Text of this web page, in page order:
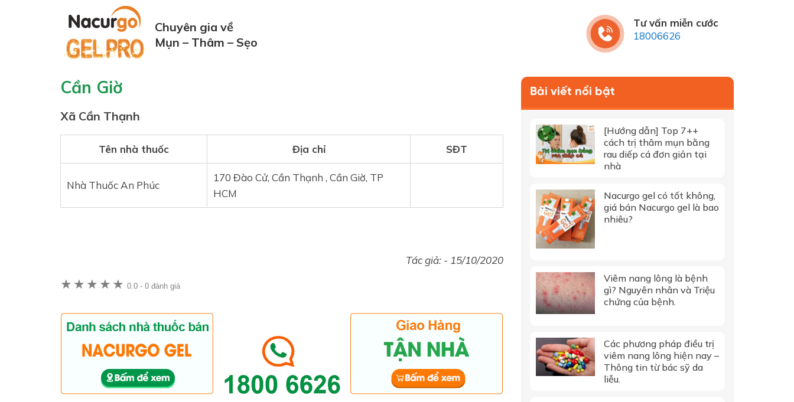
Chuyên gia về
Mụn – Thâm – Sẹo
Tư vấn miễn cước
18006626
Cần Giờ
Xã Cần Thạnh
Tên nhà thuốc Địa chỉ SĐT
Nhà Thuốc An Phúc
170 Đào Cử, Cần Thạnh , Cần Giờ, TP
HCM
Tác giả: - 15/10/2020
★ ★ ★ ★ ★ 0.0 -0 đánh giá
Bài viết nổi bật
[Hướng dẫn] Top 7++
cách trị thâm mụn bằng
rau diếp cá đơn giản tại
nhà
Nacurgo gel có tốt không,
giá bán Nacurgo gel là bao
nhiêu?
Viêm nang lông là bệnh
gì? Nguyên nhân và Triệu
chứng của bệnh.
Các phương pháp điều trị
viêm nang lông hiện nay –
Thông tin từ bác sỹ da
liễu.